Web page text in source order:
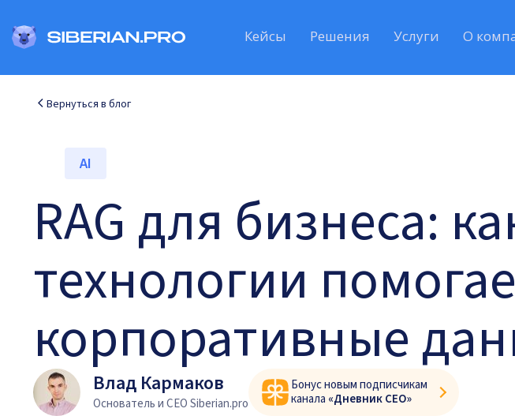
Кейсы Решения Услуги О
Вернуться в блог
AI
RAG для бизнеса:
технологии
корпоративные
Влад Кармаков
Основатель и CEO Siberian.pro
Бонус новым подписчикам
канала «Дневник CEO»